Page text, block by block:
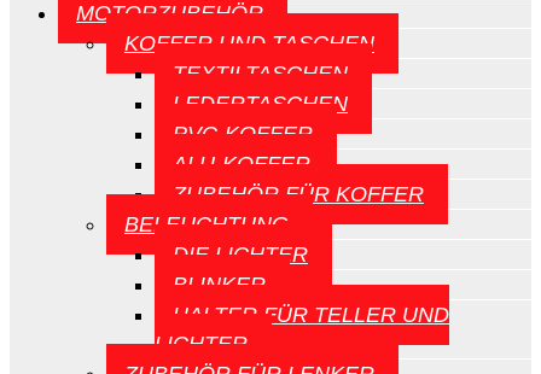
MOTORZUBEHÖR
KOFFER UND TASCHEN
TEXTILTASCHEN
LEDERTASCHEN
PVC-KOFFER
ALU-KOFFER
ZUBEHÖR FÜR KOFFER
BELEUCHTUNG
DIE LICHTER
BLINKER
HALTER FÜR TELLER UND
LICHTER